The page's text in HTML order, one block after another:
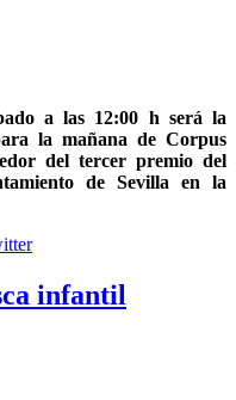
a las 12:00 h será la
la mañana de Corpus
del tercerpremio del
de Sevilla en la
infantil